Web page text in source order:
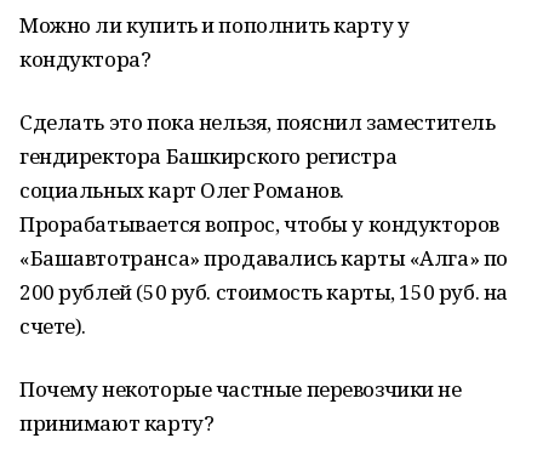
Можно ли купить и пополнить карту у
кондуктора?
Сделать это пока нельзя, пояснил заместитель
гендиректора Башкирского регистра
социальных карт Олег Романов.
Прорабатывается вопрос, чтобы у кондукторов
«Башавтотранса» продавались карты «Алга» по
200 рублей (50 руб. стоимость карты, 150 руб. на
счете).
Почему некоторые частные перевозчики не
принимают карту?